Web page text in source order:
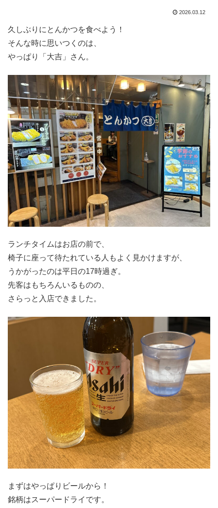
2026.03.12
久しぶりにとんかつを食べよう！
そんな時に思いつくのは、
やっぱり「大吉」さん。
ランチタイムはお店の前で、
椅子に座って待たれている人もよく見かけますが、
うかがったのは平日の17時過ぎ。
先客はもちろんいるものの、
さらっと入店できました。
まずはやっぱりビールから！
銘柄はスーパードライです。